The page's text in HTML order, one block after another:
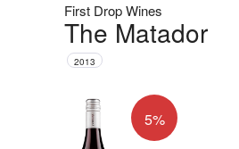
First Drop Wines
The Matador
2013
5%